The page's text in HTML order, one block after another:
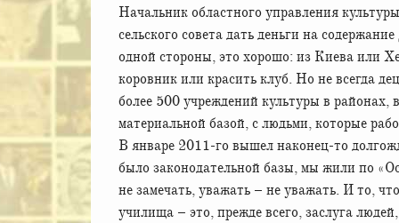
Начальник областного управления
сельского совета дать деньги на
одной стороны, это хорошо: из Киева или
коровник или красить клуб. Но не всегда
более 500 учреждений культуры в районах,
материальной базой, с людьми, которые
В январе 2011-го вышел наконец-то
было законодательной базы, мы жили по
не замечать, уважать – не уважать. И то,
училища – это, прежде всего, заслуга